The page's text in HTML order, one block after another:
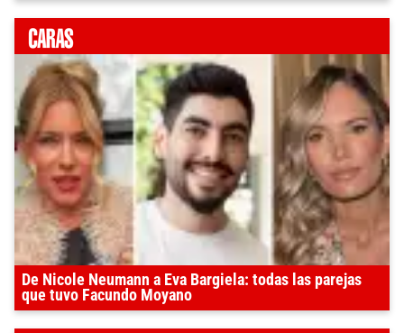
De Nicole Neumann a Eva Bargiela: todas las parejas
que tuvo Facundo Moyano